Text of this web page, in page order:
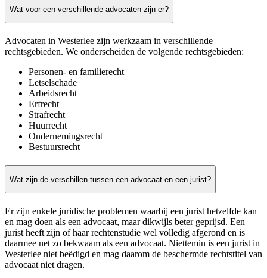
Wat voor een verschillende advocaten zijn er?
Advocaten in Westerlee zijn werkzaam in verschillende
rechtsgebieden. We onderscheiden de volgende rechtsgebieden:
Personen- en familierecht
Letselschade
Arbeidsrecht
Erfrecht
Strafrecht
Huurrecht
Ondernemingsrecht
Bestuursrecht
Wat zijn de verschillen tussen een advocaat en een jurist?
Er zijn enkele juridische problemen waarbij een jurist hetzelfde kan
en mag doen als een advocaat, maar dikwijls beter geprijsd. Een
jurist heeft zijn of haar rechtenstudie wel volledig afgerond en is
daarmee net zo bekwaam als een advocaat. Niettemin is een jurist in
Westerlee niet beëdigd en mag daarom de beschermde rechtstitel van
advocaat niet dragen.